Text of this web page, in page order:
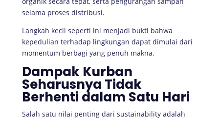
selama proses distribusi.
Langkah kecil seperti ini menjadi bukti bahwa
kepedulian terhadap lingkungan dapat dimulai dari
momentum berbagi yang penuh makna.
Dampak Kurban
Seharusnya Tidak
Berhenti dalam Satu Hari
Salah satu nilai penting dari sustainability adalah